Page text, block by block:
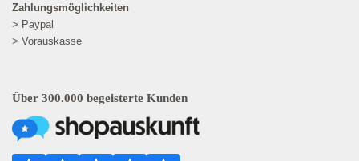
Zahlungsmöglichkeiten
> Paypal
> Vorauskasse
Über 300.000 begeisterte Kunden